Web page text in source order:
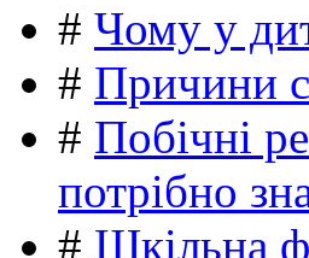
# Чому у
# Причини
# Побічні
потрібно
# Шкільна